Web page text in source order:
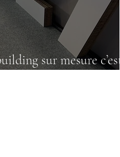
sur mesure c’est